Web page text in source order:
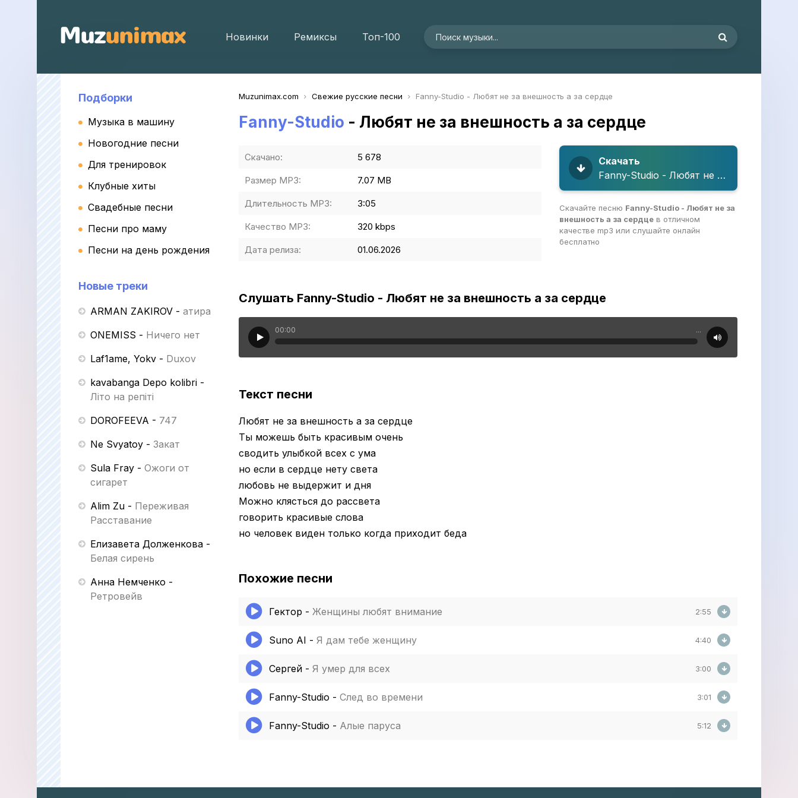
Новинки Ремиксы Топ-100
Подборки
Музыка в машину
Новогодние песни
Для тренировок
Клубные хиты
Свадебные песни
Песни про маму
Песни на день рождения
Новые треки
ARMAN ZAKIROV - Қатира
ONEMISS - Ничего нет
Laf1ame, Yokv - Duxov
kavabanga Depo kolibri -
Літо на репіті
DOROFEEVA - 747
Ne Svyatoy - Закат
Sula Fray - Ожоги от
сигарет
Alim Zu - Переживая
Расставание
Елизавета Долженкова -
Белая сирень
Анна Немченко -
Ретровейв
Muzunimax.com Свежие русские песни Fanny-Studio - Любят не за внешность а за сердце
Fanny-Studio - Любят не за внешность а за сердце
Скачано: 5 678
Размер MP3: 7.07 MB
Длительность MP3: 3:05
Качество MP3: 320 kbps
Дата релиза: 01.06.2026
Скачать
Fanny-Studio - Любят не за внешность а за сердце
Скачайте песню Fanny-Studio - Любят не за
внешность а за сердце в отличном
качестве mp3 или слушайте онлайн
бесплатно
Слушать Fanny-Studio - Любят не за внешность а за сердце
00:00 ...
Текст песни
Любят не за внешность а за сердце
Ты можешь быть красивым очень
сводить улыбкой всех с ума
но если в сердце нету света
любовь не выдержит и дня
Можно клясться до рассвета
говорить красивые слова
но человек виден только когда приходит беда
Похожие песни
Гектор - Женщины любят внимание 2:55
Suno AI - Я дам тебе женщину 4:40
Сергей - Я умер для всех 3:00
Fanny-Studio - След во времени 3:01
Fanny-Studio - Алые паруса 5:12